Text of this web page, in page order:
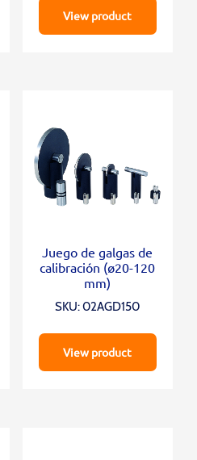
View product
Juego de galgas de
calibración (ø20-120
mm)
SKU: 02AGD150
View product